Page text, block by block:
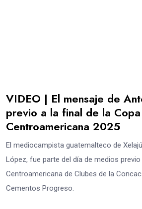
VIDEO | El mensaje de
previo a la final de la Copa
Centroamericana 2025
El mediocampista guatemalteco de
López, fue parte del día de medios
Centroamericana de Clubes de la
Cementos Progreso.